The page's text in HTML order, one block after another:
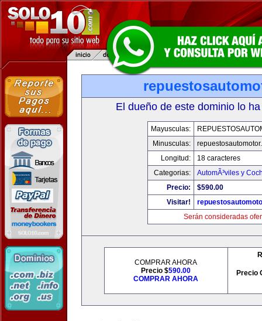
El dueño de este dominio lo
Mayusculas:
Minusculas:
Longitud:
18 caracteres
Categorias:
AutomÃ³viles y
Precio:
$590.00
Visitar!
Serán consideradas
COMPRAR AHORA
Precio $590.00
COMPRAR AHORA
Precio